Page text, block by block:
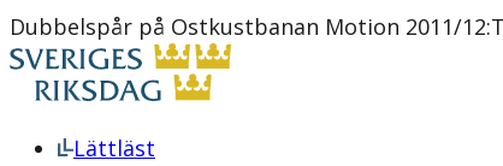
Dubbelspår på Ostkustbanan Motion 2011/
Lättläst